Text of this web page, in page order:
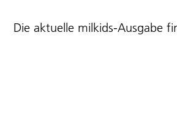
Die aktuelle milkids-Ausgabe